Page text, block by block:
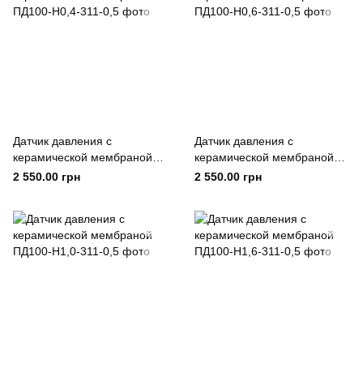
Датчик давления с
керамической мембраной
ПД100-Н0,4-311-0,5
2 550.00 грн
Датчик давления с
керамической мембраной
ПД100-Н0,6-311-0,5
2 550.00 грн